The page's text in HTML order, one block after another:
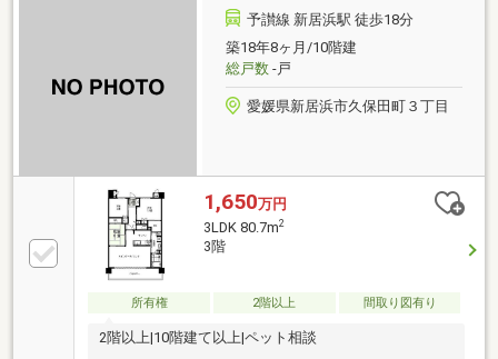
予讃線 新居浜駅 徒歩18分
築18年8ヶ月/10階建
総戸数-戸
愛媛県新居浜市久保田町３丁目
1,650万円
3LDK 80.7m2
3階
所有権 2階以上 間取り図有り
2階以上|10階建て以上|ペット相談